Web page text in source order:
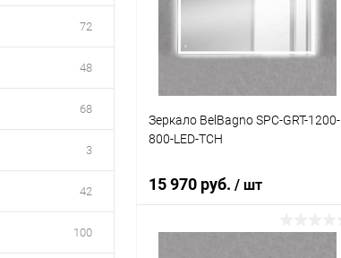
72
48
68
3
42
100
Зеркало BelBagno SPC-GRT-1200-
800-LED-TCH
15 970 руб. / шт